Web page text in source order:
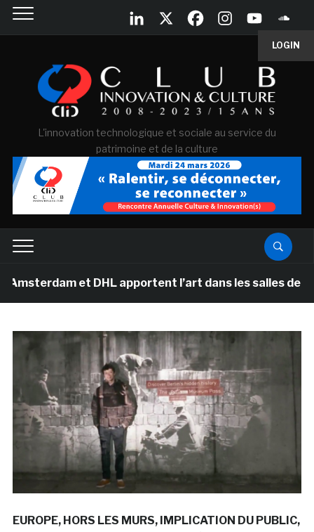
LOGIN
L'innovation technologique et sociale au service du
patrimoine et de la culture
et DHL apportent l’art dans les salles de classe
EUROPE HORS LES MURS
IMPLICATION DU PUBLIC